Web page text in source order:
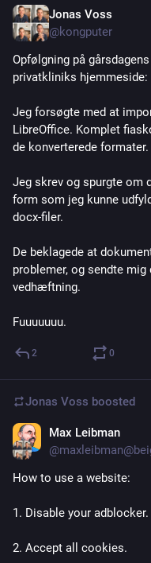
Jonas Voss
@kongputer
Opfølgning på
privatkliniks hjemmeside:
Jeg forsøgte med at
LibreOffice. Komplet
de konverterede formater.
Jeg skrev og spurgte om
form som jeg kunne
docx-filer.
De beklagede at
problemer, og sendte mig
vedhæftning.
Fuuuuuuu.
2 0
Jonas Voss boosted
Max Leibman
How to use a website:
1. Disable your adblocker.
2. Accept all cookies.